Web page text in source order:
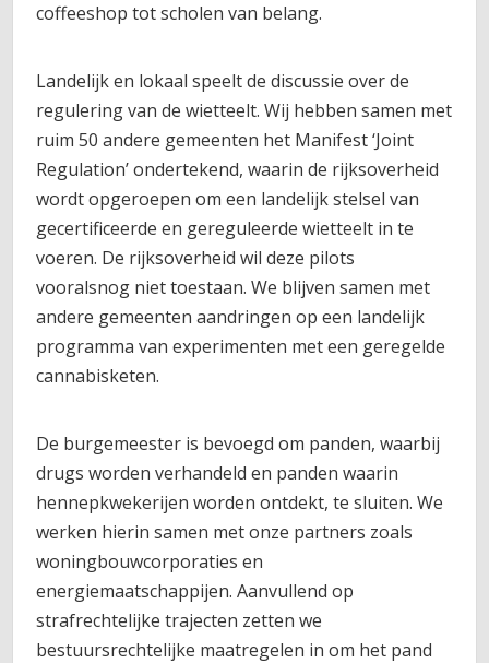
coffeeshop tot scholen van belang.
Landelijk en lokaal speelt de discussie over de
regulering van de wietteelt. Wij hebben samen met
ruim 50 andere gemeenten het Manifest ‘Joint
Regulation’ ondertekend, waarin de rijksoverheid
wordt opgeroepen om een landelijk stelsel van
gecertificeerde en gereguleerde wietteelt in te
voeren. De rijksoverheid wil deze pilots
vooralsnog niet toestaan. We blijven samen met
andere gemeenten aandringen op een landelijk
programma van experimenten met een geregelde
cannabisketen.
De burgemeester is bevoegd om panden, waarbij
drugs worden verhandeld en panden waarin
hennepkwekerijen worden ontdekt, te sluiten. We
werken hierin samen met onze partners zoals
woningbouwcorporaties en
energiemaatschappijen. Aanvullend op
strafrechtelijke trajecten zetten we
bestuursrechtelijke maatregelen in om het pand